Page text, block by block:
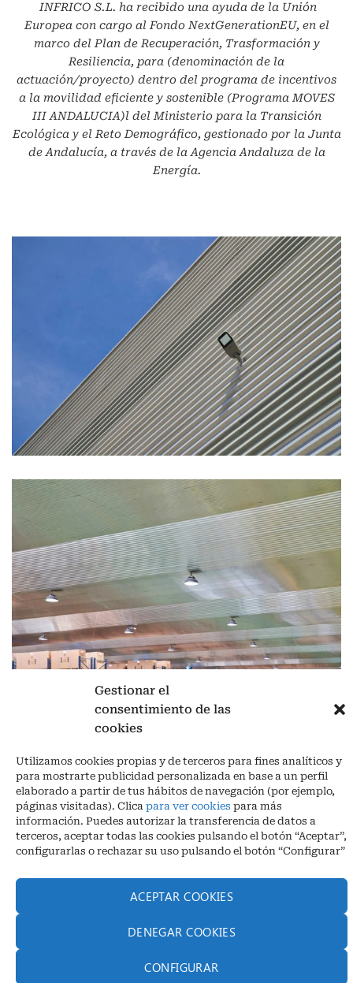
Gestionar el
consentimiento de las
cookies
Utilizamos cookies propias y de terceros para fines analíticos y
para mostrarte publicidad personalizada en base a un perfil
elaborado a partir de tus hábitos de navegación (por ejemplo,
páginas visitadas). Clica para ver cookies para más
información. Puedes autorizar la transferencia de datos a
terceros, aceptar todas las cookies pulsando el botón “Aceptar”,
configurarlas o rechazar su uso pulsando el botón “Configurar”
ACEPTAR COOKIES
DENEGAR COOKIES
CONFIGURAR
INFRICO S.L. ha recibido una ayuda de la Unión
Europea con cargo al Fondo NextGenerationEU, en el
marco del Plan de Recuperación, Trasformación y
Resiliencia, para (denominación de la
actuación/proyecto) dentro del programa de incentivos
a la movilidad eficiente y sostenible (Programa MOVES
III ANDALUCIA)l del Ministerio para la Transición
Ecológica y el Reto Demográfico, gestionado por la Junta
de Andalucía, a través de la Agencia Andaluza de la
Energía.
Aviso legal|Política de privacidad
Ctra. A-3132, De Aguilar a A-318 por Moriles km 15,5 M.I. (Córdoba)
España
COORDENADAS: Latitud: 37,40 – Longitud -04,58 | Telf. + 34 957 51
30 68
info@infrico.com Infrico SL 2026©. Diseñado porBabait Technology